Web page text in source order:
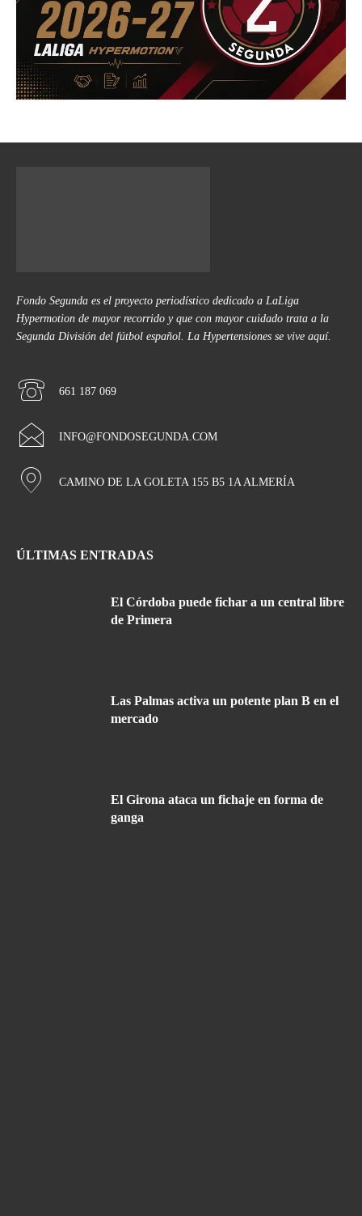
Fondo Segunda es el proyecto periodístico dedicado a LaLiga
Hypermotion de mayor recorrido y que con mayor cuidado trata a la
Segunda División del fútbol español. La Hypertensiones se vive aquí.
661 187 069
INFO@FONDOSEGUNDA.COM
CAMINO DE LA GOLETA 155 B5 1A ALMERÍA
ÚLTIMAS ENTRADAS
El Córdoba puede fichar a un central libre
de Primera
Las Palmas activa un potente plan B en el
mercado
El Girona ataca un fichaje en forma de
ganga